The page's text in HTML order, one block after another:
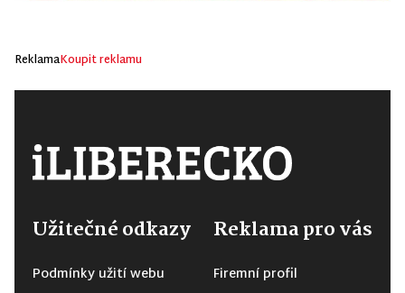
ReklamaKoupit reklamu
Užitečné odkazy
Podmínky užití webu
Reklama pro vás
Firemní profil